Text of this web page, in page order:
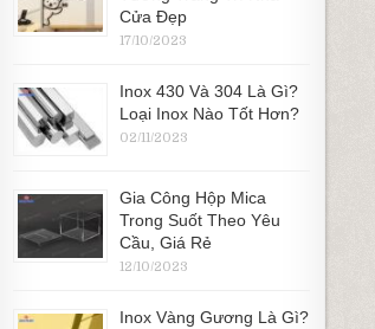
Cửa Đẹp
17/10/2023
Inox 430 Và 304 Là Gì?
Loại Inox Nào Tốt Hơn?
02/11/2023
Gia Công Hộp Mica
Trong Suốt Theo Yêu
Cầu, Giá Rẻ
12/10/2023
Inox Vàng Gương Là Gì?